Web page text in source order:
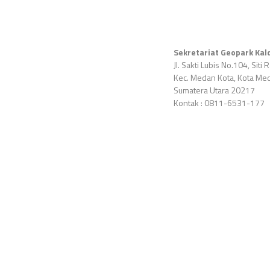
Sekretariat Geopark
Jl. Sakti Lubis No.104, Siti
Kec. Medan Kota, Kota
Sumatera Utara 20217
Kontak : 0811-6531-177